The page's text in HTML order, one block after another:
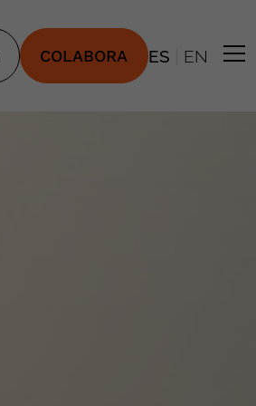
COLABORA ES EN